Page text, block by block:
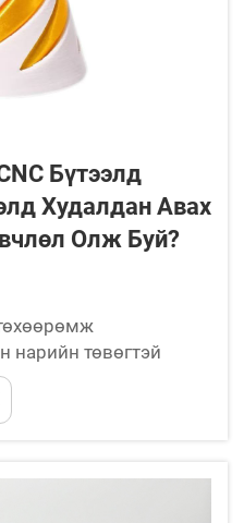
Бүтээлд
Худалдан Авах
Олж Буй?
нарийн төвөгтэй
үнэтэй гүйцэтгэл
стандартуудыг
өртөж буй. OEM-
нь стратегийн чухал